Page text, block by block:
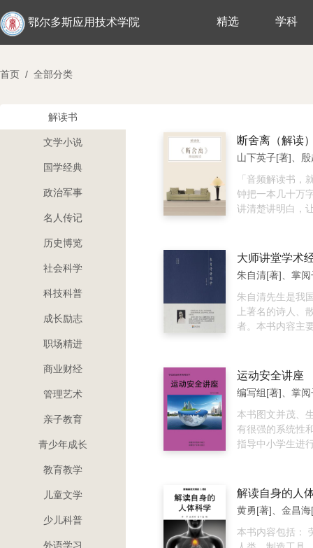
精选 学科
鄂尔多斯应用技术学院
首页 / 全部分类
解读书
文学小说
国学经典
政治军事
名人传记
历史博览
社会科学
科技科普
成长励志
职场精进
商业财经
管理艺术
亲子教育
青少年成长
教育教学
儿童文学
少儿科普
外语学习
断舍离（解读
山下英子[著]、
「音频解读书，
钟把一本几十万
讲清楚讲明白，
废物，脱离对物
爽的生活，享受
生。 内容简介： “断舍离”是
由日本杂物管理
子提出的人生整
人生舒适的行动
来整理内心的废
而开心的方法。
是“断绝不需要的
是“舍弃多余的废
物品为主角，去
最适合现在的自
符合这两个标准
即淘汰或是送人
朱自清[著]、掌
朱自清先生是我
上著名的诗人、
者。本书内容主
的视角，介绍华
英咀华、孜孜不
运动安全讲座
编写组[著]、掌
本书图文并茂、
有很强的系统性
指导中小学生进
解读自身的人
本书内容包括：